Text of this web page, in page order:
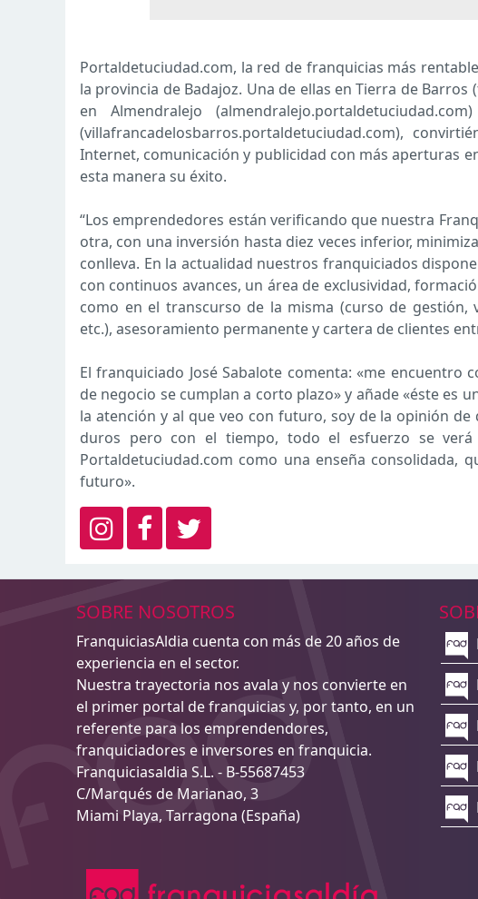
Portaldetuciudad.com, la red de franquicias más
la provincia de Badajoz. Una de ellas en Tierra de
en Almendralejo
(villafrancadelosbarros.portaldetuciudad.com),
Internet, comunicación y publicidad con más aperturas
esta manera su éxito.
“Los emprendedores están verificando que nuestra
otra, con una inversión hasta diez veces inferior,
conlleva. En la actualidad nuestros franquiciados
con continuos avances, un área de exclusividad,
como en el transcurso de la misma (curso de gestión,
etc.), asesoramiento permanente y cartera de clientes
El franquiciado José Sabalote comenta: «me encuentro
de negocio se cumplan a corto plazo» y añade «éste es
la atención y al que veo con futuro, soy de la opinión
duros pero con el tiempo, todo el esfuerzo se verá
Portaldetuciudad.com como una enseña consolidada,
futuro».
SOBRE NOSOTROS
FranquiciasAldia cuenta con más de 20 años de
experiencia en el sector.
Nuestra trayectoria nos avala y nos convierte en
el primer portal de franquicias y, por tanto, en un
referente para los emprendendores,
franquiciadores e inversores en franquicia.
Franquiciasaldia S.L. - B-55687453
C/Marqués de Marianao, 3
Miami Playa, Tarragona (España)